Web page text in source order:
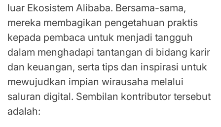
luar Ekosistem Alibaba. Bersama-sama,
mereka membagikan pengetahuan praktis
kepada pembaca untuk menjadi tangguh
dalam menghadapi tantangan di bidang karir
dan keuangan, serta tips dan inspirasi untuk
mewujudkan impian wirausaha melalui
saluran digital. Sembilan kontributor tersebut
adalah: